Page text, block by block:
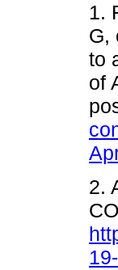
1.
G,
to
of
2.